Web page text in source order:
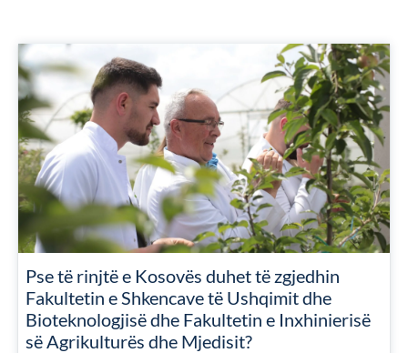
Pse të rinjtë e Kosovës duhet të zgjedhin
Fakultetin e Shkencave të Ushqimit dhe
Bioteknologjisë dhe Fakultetin e Inxhinierisë
së Agrikulturës dhe Mjedisit?